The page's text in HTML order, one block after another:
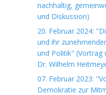
nachhaltig,
und Diskussion)
20. Februar 2024:
und ihr
und Politik" (Vortrag
Dr. Wilhelm
07. Februar 2023:
Demokratie zur